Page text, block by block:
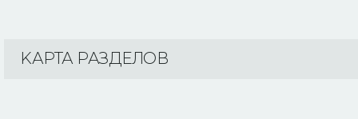
KАРТА РАЗДЕЛОВ